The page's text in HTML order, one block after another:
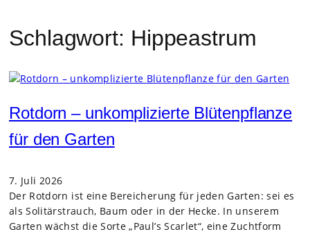
Schlagwort: Hippeastrum
Rotdorn – unkomplizierte Blütenpflanze
für den Garten
7. Juli 2026
Der Rot­dorn ist eine Berei­che­rung für jeden Gar­ten: sei es
als Soli­tär­strauch, Baum oder in der Hecke. In unse­rem
Gar­ten wächst die Sorte „Paul’s Scar­let“, eine Zucht­form